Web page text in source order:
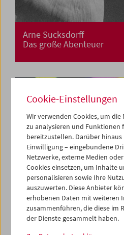
Arne Sucksdorff
Das große Abenteuer
Cookie-Einstellungen
Wir verwenden Cookies, um
zu analysieren und Funktionen
bereitzustellen. Darüber
Einwilligung – eingebundene
Netzwerke, externe Medien
Cookies einsetzen, um Inhalte
personalisieren sowie Ihre
auszuwerten. Diese Anbieter
erhobenen Daten mit weiteren
zusammenführen, die diese im
der Dienste gesammelt haben.